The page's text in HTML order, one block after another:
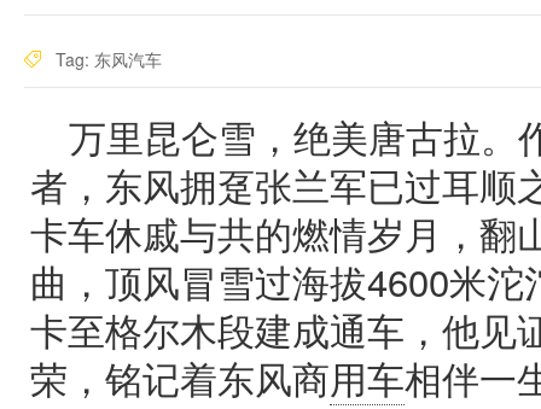
Tag: 东风汽车
万里昆仑雪，绝美唐古拉。
者，东风拥趸张兰军已过耳顺
卡车休戚与共的燃情岁月，翻
曲，顶风冒雪过海拔4600米
卡至格尔木段建成通车，他见
荣，铭记着东风商用车相伴一